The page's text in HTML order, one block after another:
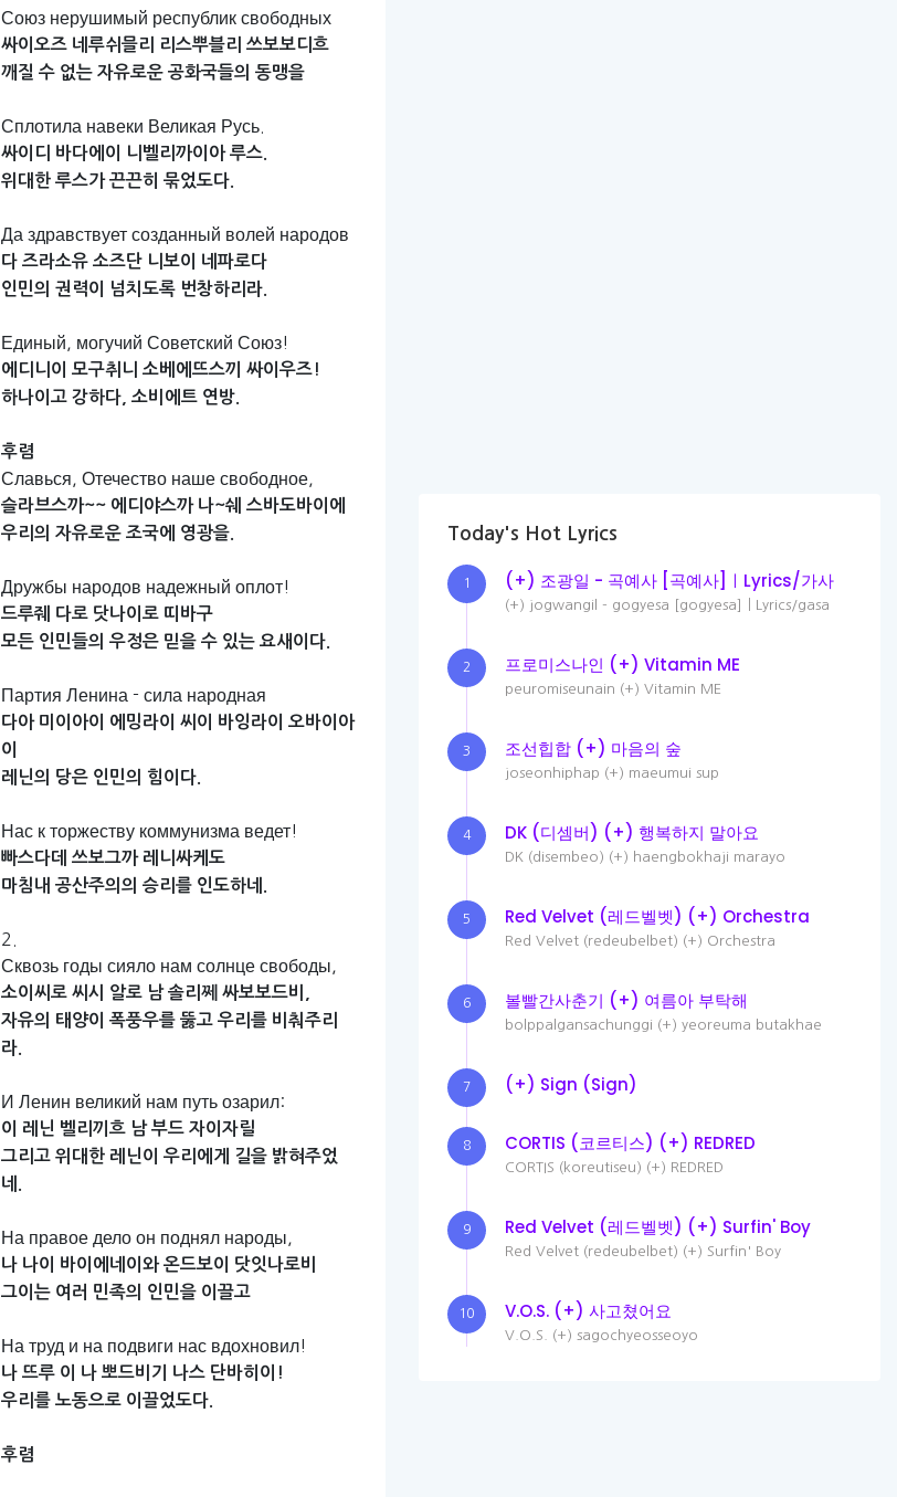
Союз нерушимый республик свободных
싸이오즈 네루쉬믈리 리스뿌블리 쓰보보디흐
깨질 수 없는 자유로운 공화국들의 동맹을
Сплотила навеки Великая Русь.
싸이디 바다에이 니벨리까이아 루스.
위대한 루스가 끈끈히 묶었도다.
Да здравствует созданный волей народов
다 즈라소유 소즈단 니보이
네파로다
인민의 권력이 넘치도록 번창하리라.
Единый, могучий Советский Союз!
에디니이 모구취니 소베에뜨스끼
싸이우즈!
하나이고 강하다, 소비에트 연방.
후렴
Славься, Отечество наше свободное,
슬라브스까~~ 에디야스까 나~쉐
스바도바이에
우리의 자유로운 조국에 영광을.
Дружбы народов надежный оплот!
드루줴 다로 닷나이로 띠바구
모든 인민들의 우정은 믿을 수 있는 요새이다.
Партия Ленина - сила народная
다아 미이아이 에밍라이 씨이 바잉라이
오바이아
이
레닌의 당은 인민의 힘이다.
Нас к торжеству коммунизма ведет!
빠스다데 쓰보그까 레니싸케도
마침내 공산주의의 승리를 인도하네.
2.
Сквозь годы сияло нам солнце свободы,
소이씨로 씨시 알로 남 솔리쩨
싸보보드비,
자유의 태양이 폭풍우를 뚫고 우리를 비춰주리
라.
И Ленин великий нам путь озарил:
이 레닌 벨리끼흐 남 부드 자이자릴
그리고 위대한 레닌이 우리에게 길을 밝혀주었
네.
На правое дело он поднял народы,
나 나이 바이에네이와 온드보이
닷잇나로비
그이는 여러 민족의 인민을 이끌고
На труд и на подвиги нас вдохновил!
나 뜨루 이 나 뽀드비기 나스 단바히이!
우리를 노동으로 이끌었도다.
후렴
Today's Hot Lyrics
1 (+) 조광일 - 곡예사 [곡예사]ㅣLyrics/가사
(+) jogwangil - gogyesa [gogyesa]ㅣLyrics/gasa
2 프로미스나인 (+) Vitamin ME
peuromiseunain (+) Vitamin ME
3 조선힙합 (+) 마음의 숲
joseonhiphap (+) maeumui sup
4 DK (디셈버) (+) 행복하지 말아요
DK (disembeo) (+) haengbokhaji marayo
5 Red Velvet (레드벨벳) (+) Orchestra
Red Velvet (redeubelbet) (+) Orchestra
6 볼빨간사춘기 (+) 여름아 부탁해
bolppalgansachunggi (+) yeoreuma butakhae
7 (+) Sign (Sign)
8 CORTIS (코르티스) (+) REDRED
CORTIS (koreutiseu) (+) REDRED
9 Red Velvet (레드벨벳) (+) Surfin' Boy
Red Velvet (redeubelbet) (+) Surfin' Boy
10 V.O.S. (+) 사고쳤어요
V.O.S. (+) sagochyeosseoyo